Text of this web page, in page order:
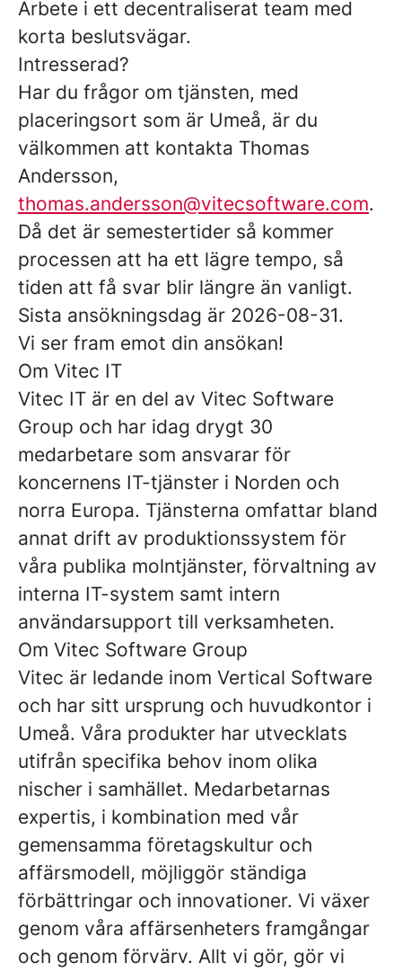
Arbete i ett decentraliserat team med
korta beslutsvägar.
Intresserad?
Har du frågor om tjänsten, med
placeringsort som är Umeå, är du
välkommen att kontakta Thomas
Andersson,
thomas.andersson@vitecsoftware.com.
Då det är semestertider så kommer
processen att ha ett lägre tempo, så
tiden att få svar blir längre än vanligt.
Sista ansökningsdag är 2026-08-31.
Vi ser fram emot din ansökan!
Om Vitec IT
Vitec IT är en del av Vitec Software
Group och har idag drygt 30
medarbetare som ansvarar för
koncernens IT-tjänster i Norden och
norra Europa. Tjänsterna omfattar bland
annat drift av produktionssystem för
våra publika molntjänster, förvaltning av
interna IT-system samt intern
användarsupport till verksamheten.
Om Vitec Software Group
Vitec är ledande inom Vertical Software
och har sitt ursprung och huvudkontor i
Umeå. Våra produkter har utvecklats
utifrån specifika behov inom olika
nischer i samhället. Medarbetarnas
expertis, i kombination med vår
gemensamma företagskultur och
affärsmodell, möjliggör ständiga
förbättringar och innovationer. Vi växer
genom våra affärsenheters framgångar
och genom förvärv. Allt vi gör, gör vi